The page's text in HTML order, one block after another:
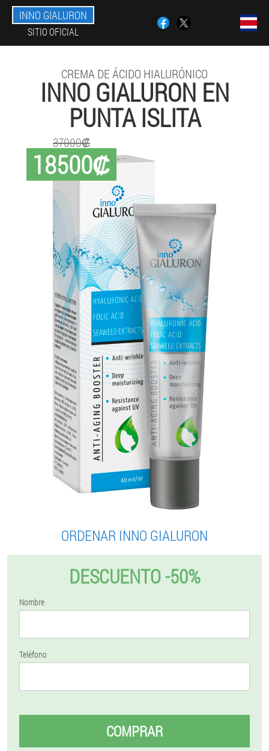
INNO GIALURON
SITIO OFICIAL
CREMA DE ÁCIDO HIALURÓNICO
INNO GIALURON EN
PUNTA ISLITA
18500₡
37000₡
ORDENAR INNO GIALURON
DESCUENTO -50%
Nombre
Teléfono
COMPRAR